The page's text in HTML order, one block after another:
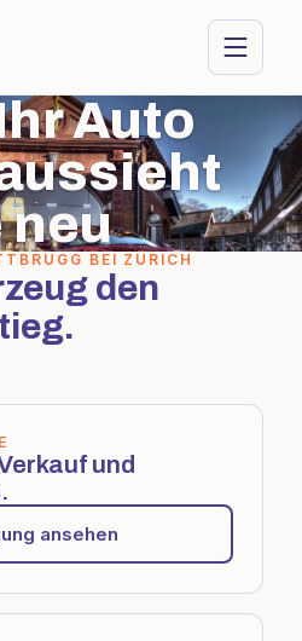
Auto
neu
BEI ZÜRICH
den
und
ansehen